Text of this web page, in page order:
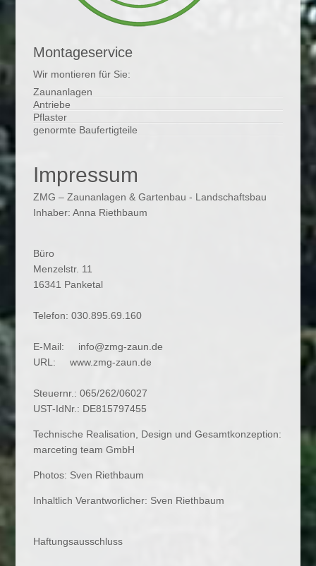
Montageservice
Wir montieren für Sie:
Zaunanlagen
Antriebe
Pflaster
genormte Baufertigteile
Impressum
ZMG – Zaunanlagen & Gartenbau - Landschaftsbau
Inhaber: Anna Riethbaum
Büro
Menzelstr. 11
16341 Panketal
Telefon: 030.895.69.160
E-Mail: info@zmg-zaun.de
URL: www.zmg-zaun.de
Steuernr.: 065/262/06027
UST-IdNr.: DE815797455
Technische Realisation, Design und Gesamtkonzeption:
marceting team GmbH
Photos: Sven Riethbaum
Inhaltlich Verantworlicher: Sven Riethbaum
Haftungsausschluss